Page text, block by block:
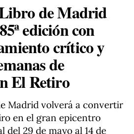
de Madrid
edición con
crítico y
de
El Retiro
Madrid volverá a convertir
en el gran epicentro
del 29 de mayo al 14 de